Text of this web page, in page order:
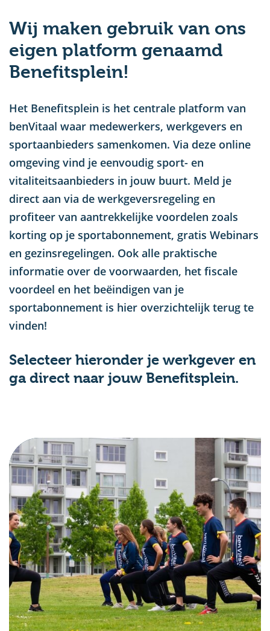
Wij maken gebruik van ons
eigen platform genaamd
Benefitsplein!
Het Benefitsplein is het centrale platform van
benVitaal waar medewerkers, werkgevers en
sportaanbieders samenkomen. Via deze online
omgeving vind je eenvoudig sport- en
vitaliteitsaanbieders in jouw buurt. Meld je
direct aan via de werkgeversregeling en
profiteer van aantrekkelijke voordelen zoals
korting op je sportabonnement, gratis Webinars
en gezinsregelingen. Ook alle praktische
informatie over de voorwaarden, het fiscale
voordeel en het beëindigen van je
sportabonnement is hier overzichtelijk terug te
vinden!
Selecteer hieronder je werkgever en
ga direct naar jouw Benefitsplein.